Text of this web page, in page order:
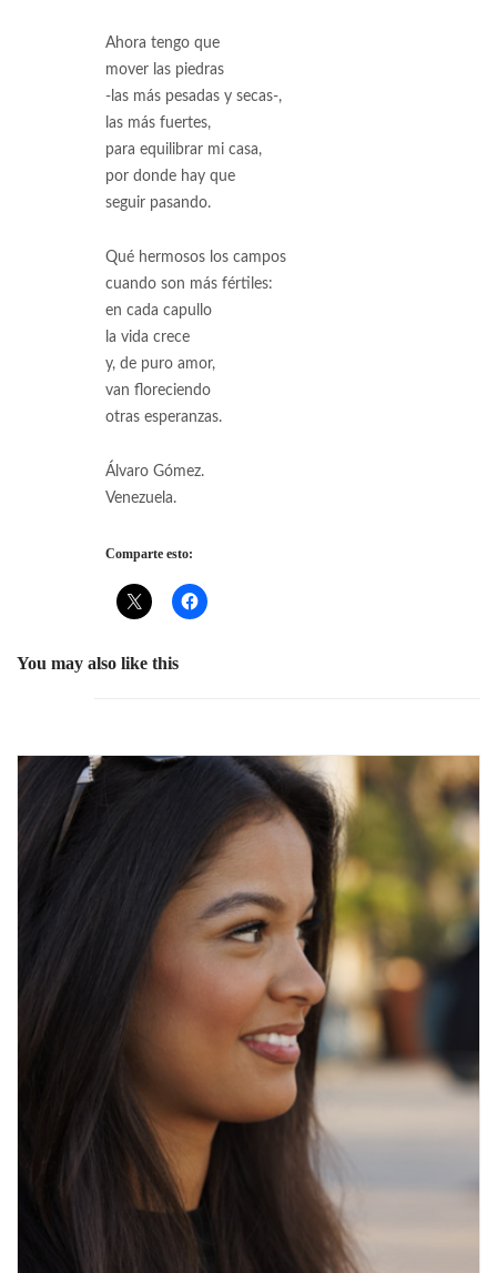
Ahora tengo que
mover las piedras
-las más pesadas y secas-,
las más fuertes,
para equilibrar mi casa,
por donde hay que
seguir pasando.
Qué hermosos los campos
cuando son más fértiles:
en cada capullo
la vida crece
y, de puro amor,
van floreciendo
otras esperanzas.
Álvaro Gómez.
Venezuela.
Comparte esto:
You may also like this